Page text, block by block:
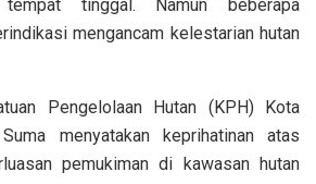
tinggal. Namun beberapa
mengancam kelestarian hutan
Pengelolaan Hutan (KPH) Kota
menyatakan keprihatinan atas
pemukiman di kawasan hutan